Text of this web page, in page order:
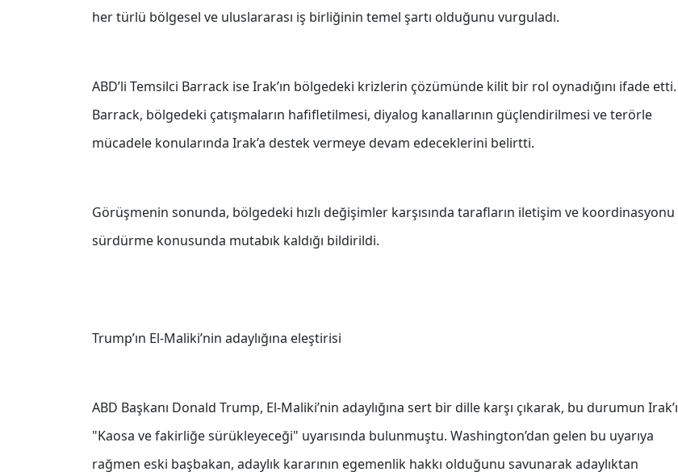
her türlü bölgesel ve uluslararası iş birliğinin temel şartı olduğunu vurguladı.
ABD’li Temsilci Barrack ise Irak’ın bölgedeki krizlerin çözümünde kilit bir rol oynadığını ifade etti.
Barrack, bölgedeki çatışmaların hafifletilmesi, diyalog kanallarının güçlendirilmesi ve terörle
mücadele konularında Irak’a destek vermeye devam edeceklerini belirtti.
Görüşmenin sonunda, bölgedeki hızlı değişimler karşısında tarafların iletişim ve koordinasyonu
sürdürme konusunda mutabık kaldığı bildirildi.
Trump’ın El-Maliki’nin adaylığına eleştirisi
ABD Başkanı Donald Trump, El-Maliki’nin adaylığına sert bir dille karşı çıkarak, bu durumun Irak’ı
"Kaosa ve fakirliğe sürükleyeceği" uyarısında bulunmuştu. Washington’dan gelen bu uyarıya
rağmen eski başbakan, adaylık kararının egemenlik hakkı olduğunu savunarak adaylıktan